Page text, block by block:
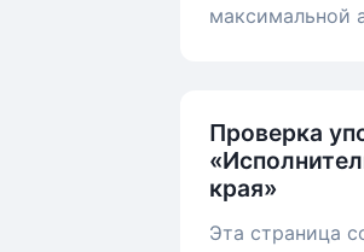
максимальной
Проверка
края»
Эта страница